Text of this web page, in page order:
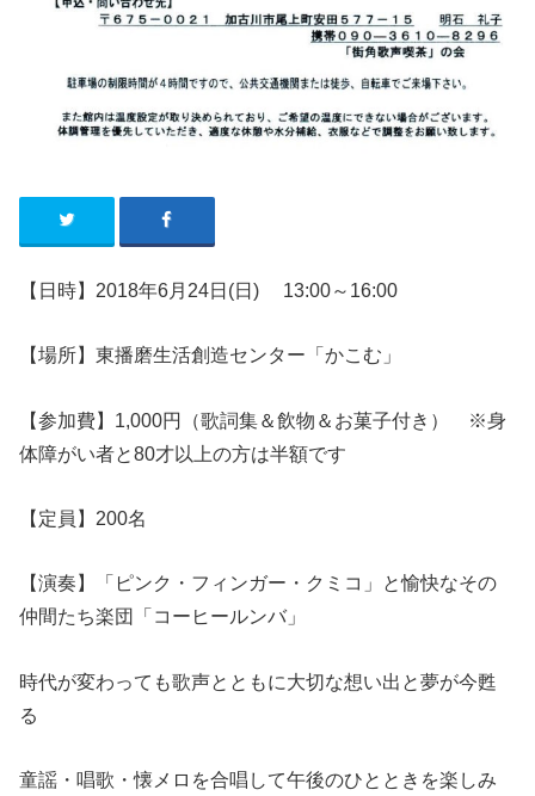
【日時】2018年6月24日(日) 13:00～16:00
【場所】東播磨生活創造センター「かこむ」
【参加費】1,000円（歌詞集＆飲物＆お菓子付き） ※身
体障がい者と80才以上の方は半額です
【定員】200名
【演奏】「ピンク・フィンガー・クミコ」と愉快なその
仲間たち楽団「コーヒールンバ」
時代が変わっても歌声とともに大切な想い出と夢が今甦
る
童謡・唱歌・懐メロを合唱して午後のひとときを楽しみ